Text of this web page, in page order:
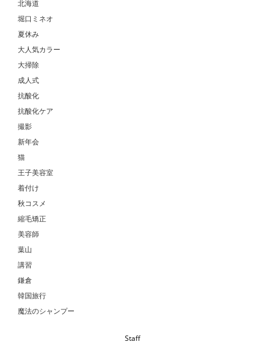
北海道
堀口ミネオ
夏休み
大人気カラー
大掃除
成人式
抗酸化
抗酸化ケア
撮影
新年会
猫
王子美容室
着付け
秋コスメ
縮毛矯正
美容師
葉山
講習
鎌倉
韓国旅行
魔法のシャンプー
Staff